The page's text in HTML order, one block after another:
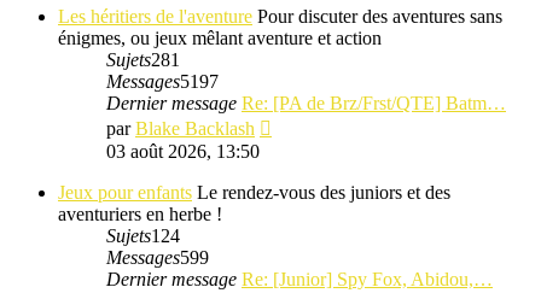
message
Les héritiers de l'aventure Pour discuter des aventures sans
énigmes, ou jeux mêlant aventure et action
Sujets281
Messages5197
Dernier message Re: [PA de Brz/Frst/QTE] Batm…
parBlake Backlash
message
03 août 2026, 13:50
Jeux pour enfants Le rendez-vous des juniors et des
aventuriers en herbe !
Sujets124
Messages599
Dernier message Re: [Junior] Spy Fox, Abidou,…